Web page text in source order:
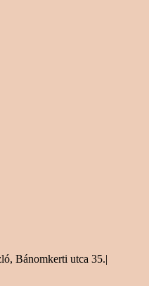
Bánomkerti utca 35.|